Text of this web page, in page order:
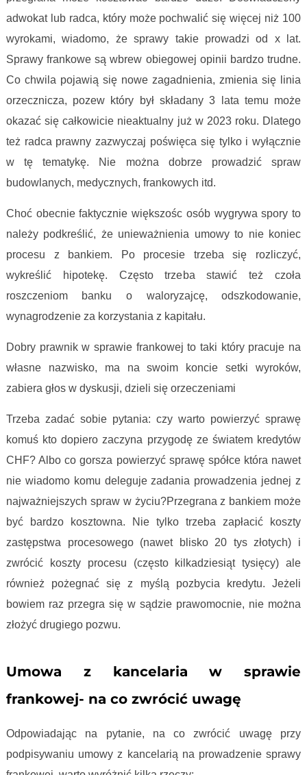
adwokat lub radca, który może pochwalić się więcej niż 100
wyrokami, wiadomo, że sprawy takie prowadzi od x lat.
Sprawy frankowe są wbrew obiegowej opinii bardzo trudne.
Co chwila pojawią się nowe zagadnienia, zmienia się linia
orzecznicza, pozew który był składany 3 lata temu może
okazać się całkowicie nieaktualny już w 2023 roku. Dlatego
też radca prawny zazwyczaj poświęca się tylko i wyłącznie
w tę tematykę. Nie można dobrze prowadzić spraw
budowlanych, medycznych, frankowych itd.
Choć obecnie faktycznie większośc osób wygrywa spory to
należy podkreślić, że unieważnienia umowy to nie koniec
procesu z bankiem. Po procesie trzeba się rozliczyć,
wykreślić hipotekę. Często trzeba stawić też czoła
roszczeniom banku o waloryzajcę, odszkodowanie,
wynagrodzenie za korzystania z kapitału.
Dobry prawnik w sprawie frankowej to taki który pracuje na
własne nazwisko, ma na swoim koncie setki wyroków,
zabiera głos w dyskusji, dzieli się orzeczeniami
Trzeba zadać sobie pytania: czy warto powierzyć sprawę
komuś kto dopiero zaczyna przygodę ze światem kredytów
CHF? Albo co gorsza powierzyć sprawę spółce która nawet
nie wiadomo komu deleguje zadania prowadzenia jednej z
najważniejszych spraw w życiu?Przegrana z bankiem może
być bardzo kosztowna. Nie tylko trzeba zapłacić koszty
zastępstwa procesowego (nawet blisko 20 tys złotych) i
zwrócić koszty procesu (często kilkadziesiąt tysięcy) ale
również pożegnać się z myślą pozbycia kredytu. Jeżeli
bowiem raz przegra się w sądzie prawomocnie, nie można
złożyć drugiego pozwu.
Umowa z kancelaria w sprawie
frankowej- na co zwrócić uwagę
Odpowiadając na pytanie, na co zwrócić uwagę przy
podpisywaniu umowy z kancelarią na prowadzenie sprawy